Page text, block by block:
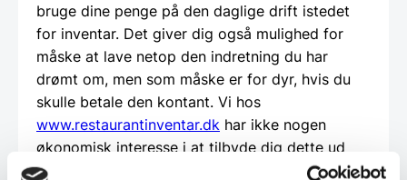
bruge dine penge på den daglige drift istedet
for inventar. Det giver dig også mulighed for
måske at lave netop den indretning du har
drømt om, men som måske er for dyr, hvis du
skulle betale den kontant. Vi hos
www.restaurantinventar.dk har ikke nogen
økonomisk interesse i at tilbyde dig dette ud
over vi finder det en god service. Og al